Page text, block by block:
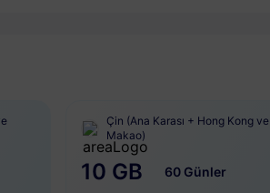
Çin (Ana Karası + Hong Kong ve
Makao)
10 GB 60 Günler